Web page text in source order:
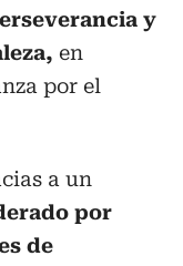
y
en
por el
a un
por
de